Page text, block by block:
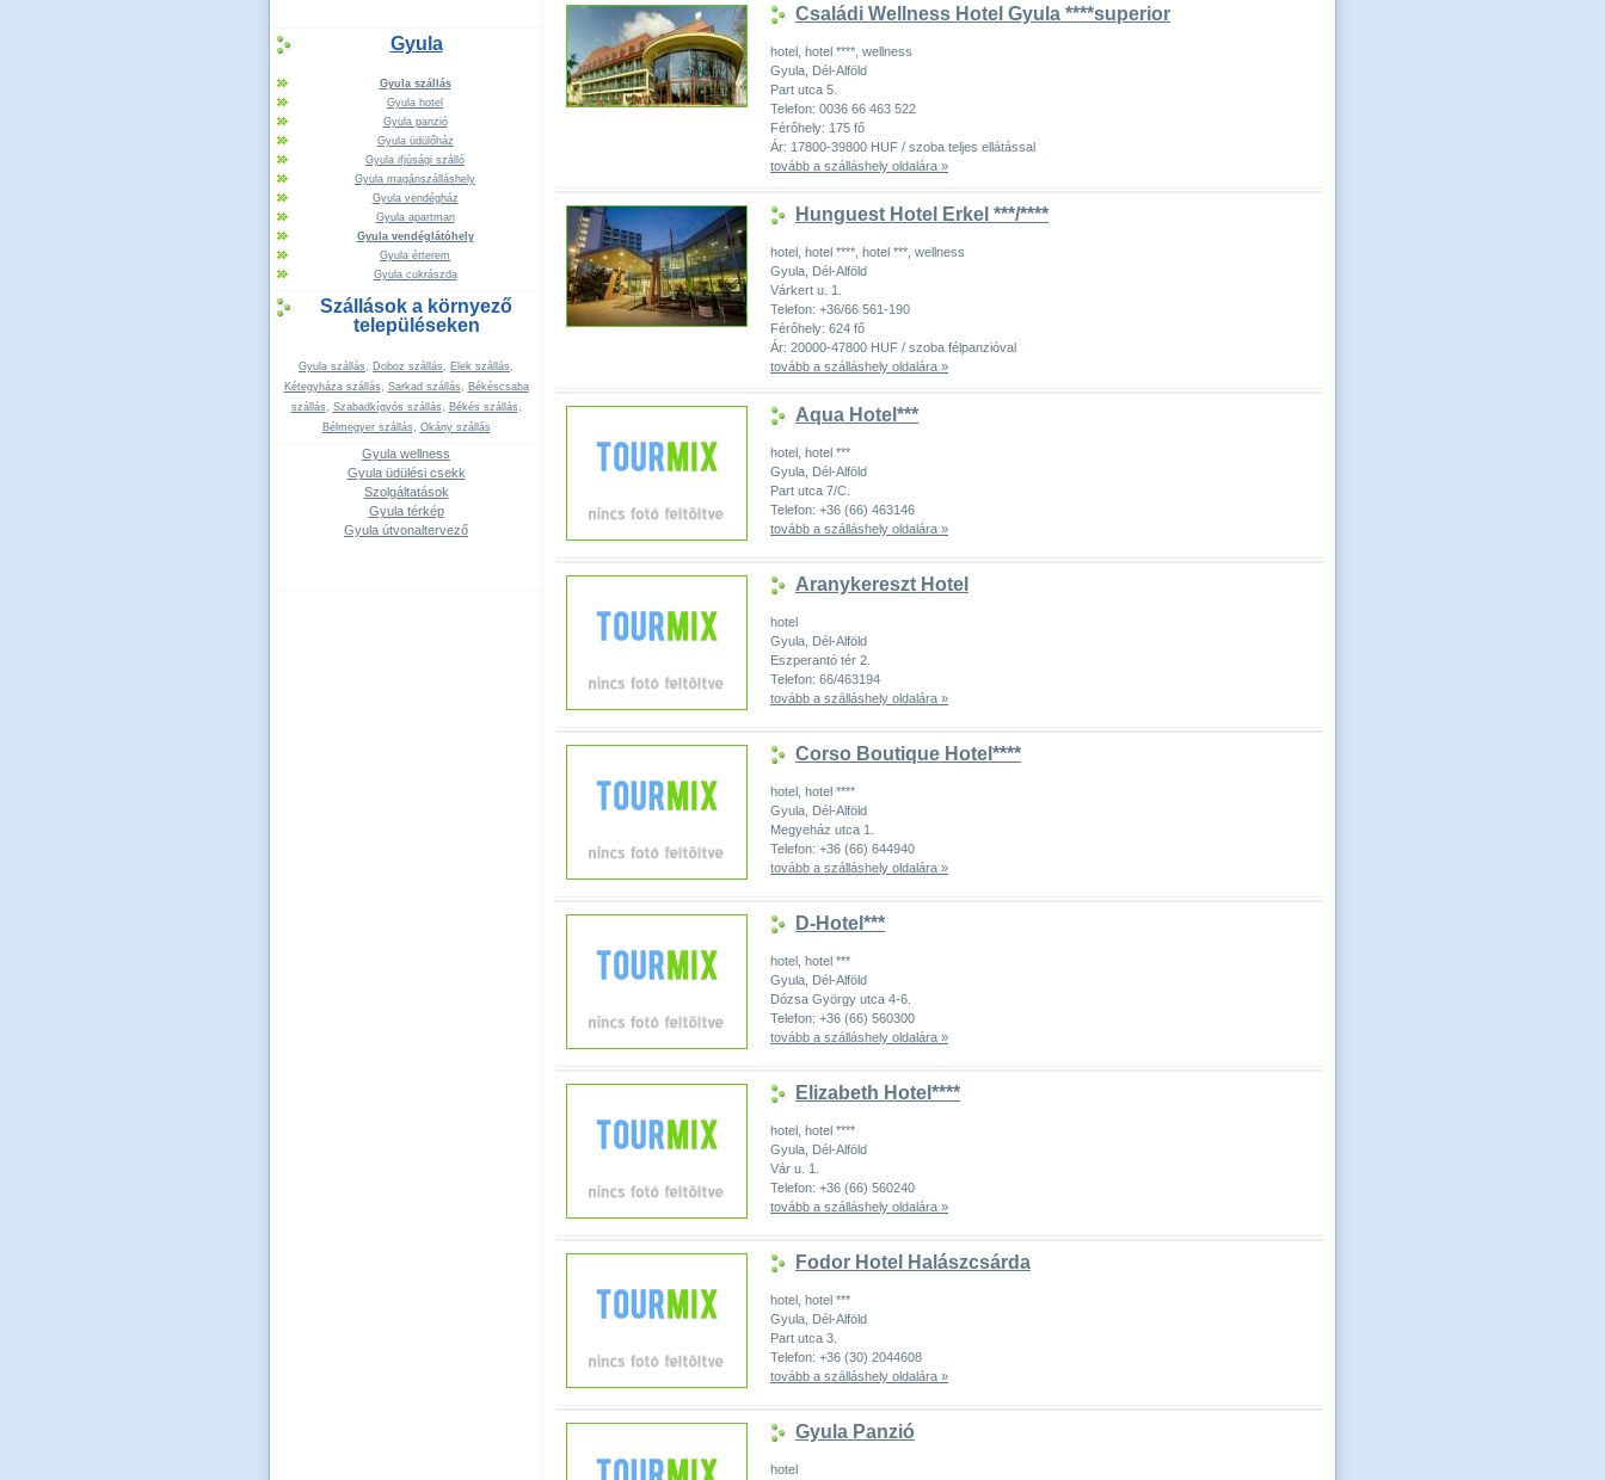
Gyula
Gyula szállás
Gyula hotel
Gyula panzió
Gyula üdülőház
Gyula ifjúsági szálló
Gyula magánszálláshely
Gyula vendégház
Gyula apartman
Gyula vendéglátóhely
Gyula étterem
Gyula cukrászda
Szállások a környező
településeken
Gyula szállás, Doboz szállás, Elek szállás,
Kétegyháza szállás, Sarkad szállás, Békéscsaba
szállás, Szabadkígyós szállás, Békés szállás,
Bélmegyer szállás, Okány szállás
Gyula wellness
Gyula üdülési csekk
Szolgáltatások
Gyula térkép
Gyula útvonaltervező
Családi Wellness Hotel Gyula ****superior
hotel, hotel ****, wellness
Gyula, Dél-Alföld
Part utca 5.
Telefon: 0036 66 463 522
Férőhely: 175 fő
Ár: 17800-39800 HUF / szoba teljes ellátással
tovább a szálláshely oldalára »
Hunguest Hotel Erkel ***/****
hotel, hotel ****, hotel ***, wellness
Gyula, Dél-Alföld
Várkert u. 1.
Telefon: +36/66 561-190
Férőhely: 624 fő
Ár: 20000-47800 HUF / szoba félpanzióval
tovább a szálláshely oldalára »
Aqua Hotel***
hotel, hotel ***
Gyula, Dél-Alföld
Part utca 7/C.
Telefon: +36 (66) 463146
tovább a szálláshely oldalára »
Aranykereszt Hotel
hotel
Gyula, Dél-Alföld
Eszperantó tér 2.
Telefon: 66/463194
tovább a szálláshely oldalára »
Corso Boutique Hotel****
hotel, hotel ****
Gyula, Dél-Alföld
Megyeház utca 1.
Telefon: +36 (66) 644940
tovább a szálláshely oldalára »
D-Hotel***
hotel, hotel ***
Gyula, Dél-Alföld
Dózsa György utca 4-6.
Telefon: +36 (66) 560300
tovább a szálláshely oldalára »
Elizabeth Hotel****
hotel, hotel ****
Gyula, Dél-Alföld
Vár u. 1.
Telefon: +36 (66) 560240
tovább a szálláshely oldalára »
Fodor Hotel Halászcsárda
hotel, hotel ***
Gyula, Dél-Alföld
Part utca 3.
Telefon: +36 (30) 2044608
tovább a szálláshely oldalára »
Gyula Panzió
hotel